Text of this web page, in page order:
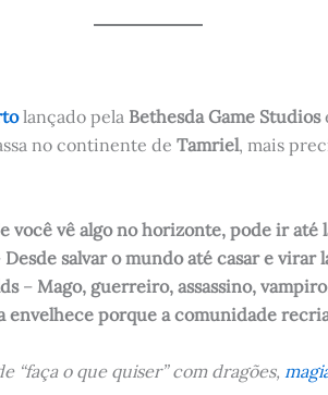
lançado pela Bethesda Game Studios
no continente de Tamriel, mais
você vê algo no horizonte, pode ir até
Desde salvar o mundo até casar e virar
– Mago, guerreiro, assassino,
envelhece porque a comunidade
“faça o que quiser” com dragões,